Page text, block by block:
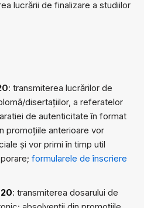
lucrării de finalizare a studiilor
: transmiterea lucrărilor de
disertațiilor, a referatelor
de autenticitate în format
promoțiile anterioare vor
și vor primi în timp util
formularele de înscriere
: transmiterea dosarului de